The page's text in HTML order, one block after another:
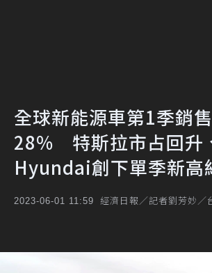
全球新能源車第1季銷
28% 特斯拉市占回升
Hyundai創下單季新高
2023-06-01 11:59 經濟日報／記者劉芳妙／